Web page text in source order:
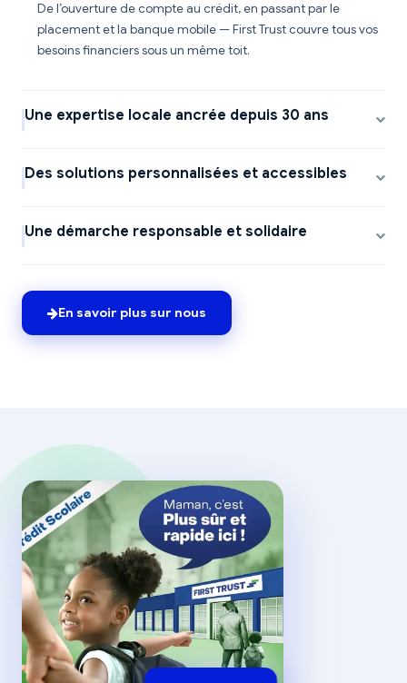
De l’ouverture de compte au crédit, en passant par le
placement et la banque mobile — First Trust couvre tous vos
besoins financiers sous un même toit.
Une expertise locale ancrée depuis 30 ans
Des solutions personnalisées et accessibles
Une démarche responsable et solidaire
En savoir plus sur nous